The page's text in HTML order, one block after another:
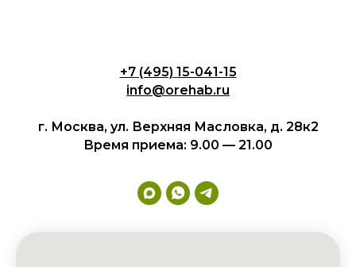
+7 (495) 15-041-15
info@orehab.ru
г. Москва, ул. Верхняя Масловка, д. 28к2
Время приема: 9.00 — 21.00